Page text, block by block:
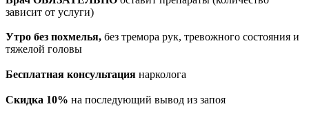
зависит от услуги)
Утро без похмелья, без тремора рук, тревожного состояния и
тяжелой головы
Бесплатная консультация нарколога
Скидка 10% на последующий вывод из запоя